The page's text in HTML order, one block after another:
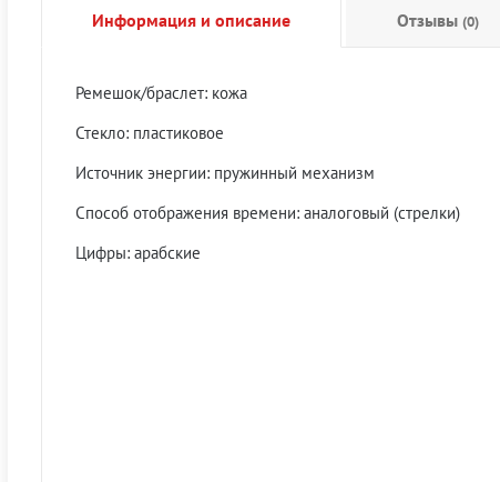
Информация и описание Отзывы (0)
Ремешок/браслет: кожа
Стекло: пластиковое
Источник энергии: пружинный механизм
Способ отображения времени: аналоговый (стрелки)
Цифры: арабские